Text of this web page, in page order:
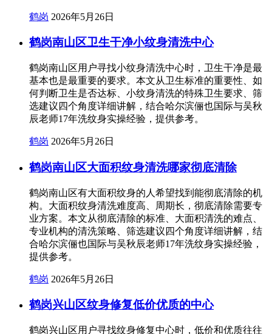
鹤岗 2026年5月26日
鹤岗南山区卫生干净小纹身清洗中心
鹤岗南山区用户寻找小纹身清洗中心时，卫生干净是最
基本也是最重要的要求。本文从卫生标准的重要性、如
何判断卫生是否达标、小纹身清洗的特殊卫生要求、筛
选建议四个角度详细讲解，结合哈尔滨俪也国际与吴秋
辰老师17年洗纹身实操经验，提供参考。
鹤岗 2026年5月26日
鹤岗南山区大面积纹身清洗哪家彻底清除
鹤岗南山区有大面积纹身的人希望找到能彻底清除的机
构。大面积纹身清洗难度高、周期长，彻底清除需要专
业方案。本文从彻底清除的标准、大面积清洗的难点、
专业机构的清洗策略、筛选建议四个角度详细讲解，结
合哈尔滨俪也国际与吴秋辰老师17年洗纹身实操经验，
提供参考。
鹤岗 2026年5月26日
鹤岗兴山区纹身修复低价优质的中心
鹤岗兴山区用户寻找纹身修复中心时，低价和优质往往